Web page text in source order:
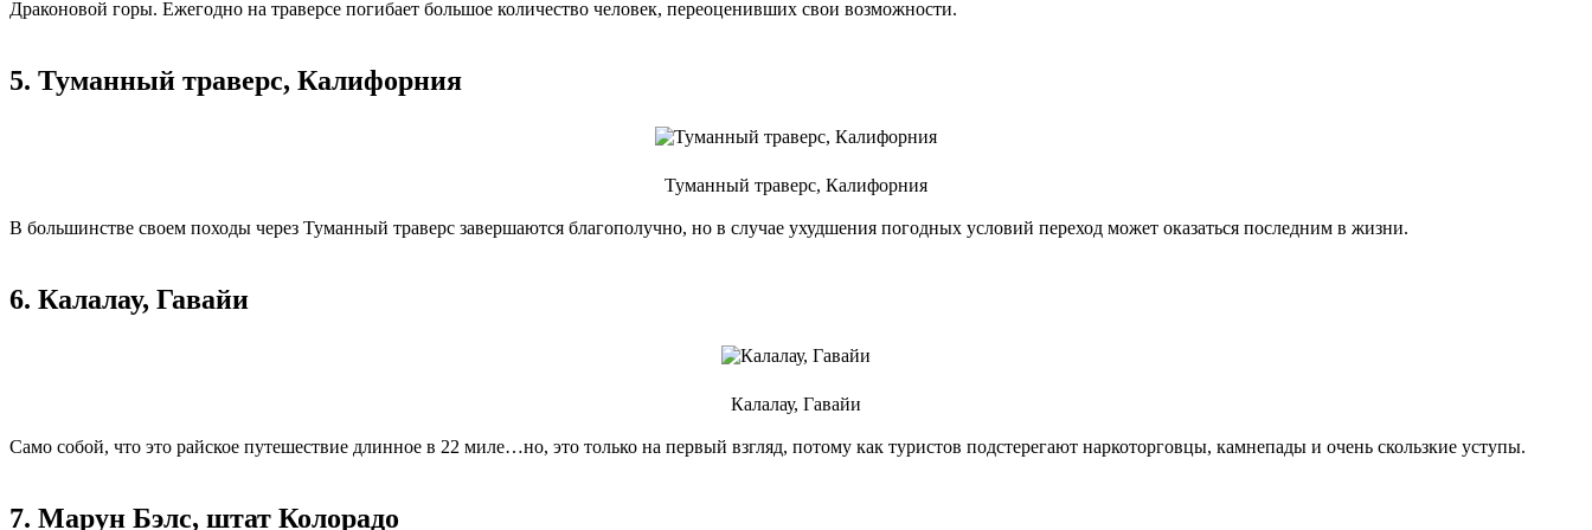
Драконовой горы. Ежегодно на траверсе погибает большое количество человек, переоценивших свои возможности.
5. Туманный траверс, Калифорния
Туманный траверс, Калифорния
В большинстве своем походы через Туманный траверс завершаются благополучно, но в случае ухудшения погодных условий переход может оказаться последним в жизни.
6. Калалау, Гавайи
Калалау, Гавайи
Само собой, что это райское путешествие длинное в 22 миле…но, это только на первый взгляд, потому как туристов подстерегают наркоторговцы, камнепады и очень скользкие уступы.
7. Марун Бэлс, штат Колорадо